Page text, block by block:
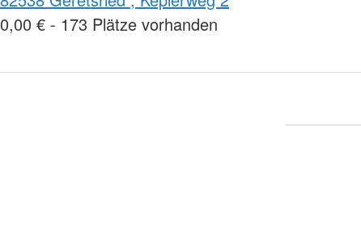
0,00 € - 173 Plätze vorhanden